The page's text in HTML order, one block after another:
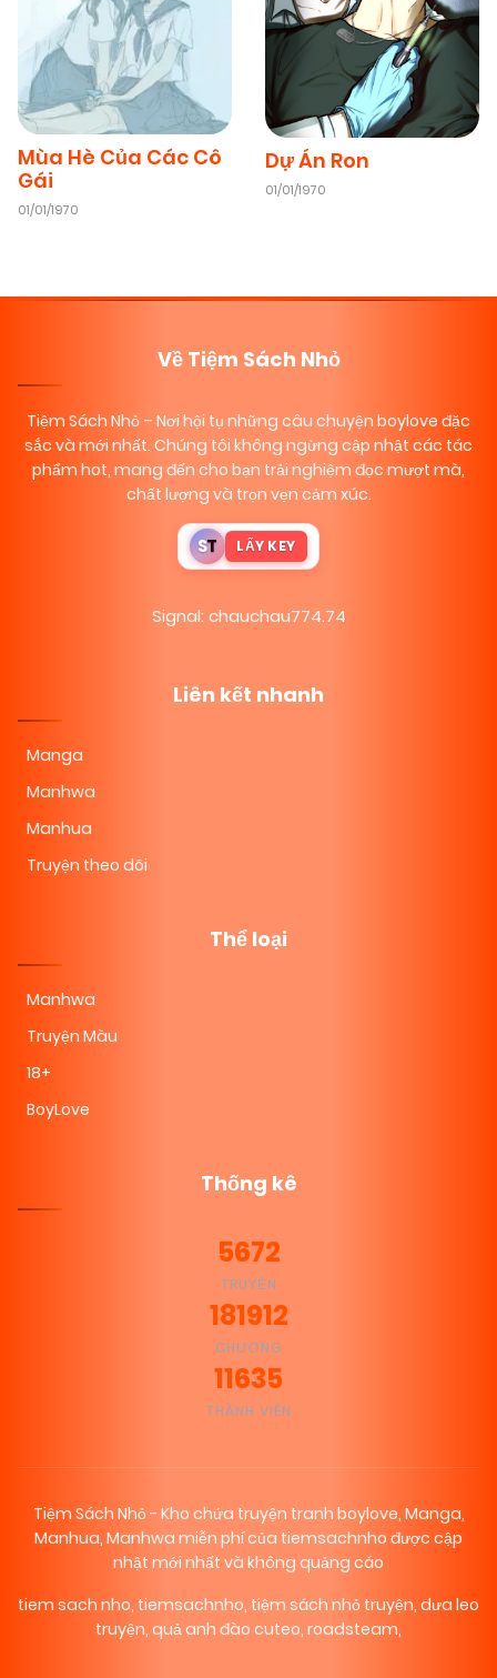
Mùa Hè Của Các Cô
Gái
01/01/1970
Dự Án Ron
01/01/1970
Về Tiệm Sách Nhỏ
Tiệm Sách Nhỏ – Nơi hội tụ những câu chuyện boylove đặc
sắc và mới nhất. Chúng tôi không ngừng cập nhật các tác
phẩm hot, mang đến cho bạn trải nghiệm đọc mượt mà,
chất lượng và trọn vẹn cảm xúc.
ST LẤY KEY
Signal: chauchau774.74
Liên kết nhanh
Manga
Manhwa
Manhua
Truyện theo dõi
Thể loại
Manhwa
Truyện Màu
18+
BoyLove
Thống kê
5672
TRUYỆN
181912
CHƯƠNG
11635
THÀNH VIÊN
Tiệm Sách Nhỏ - Kho chứa truyện tranh boylove, Manga,
Manhua, Manhwa miễn phí của tiemsachnho được cập
nhật mới nhất và không quảng cáo
tiem sach nho, tiemsachnho, tiệm sách nhỏ truyện, dưa leo
truyện, quả anh đào cuteo, roadsteam,